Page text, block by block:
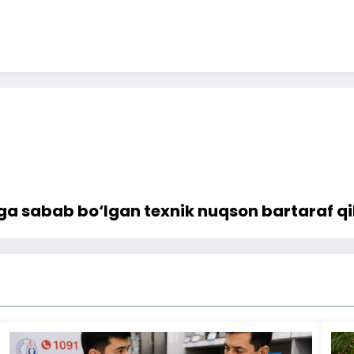
sabab bo‘lgan texnik nuqson bartaraf